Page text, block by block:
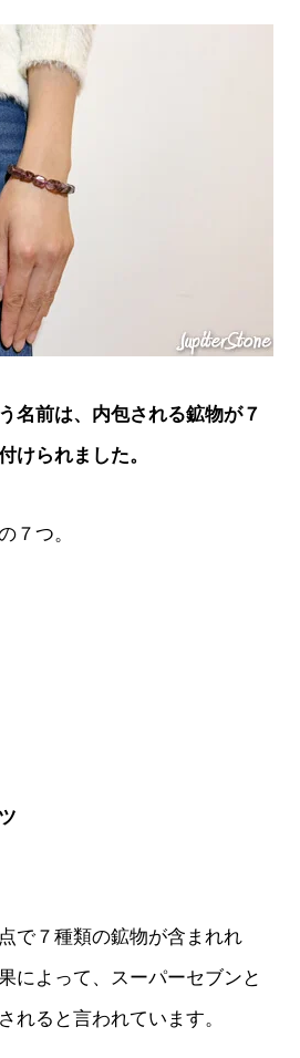
名前は、内包される鉱物が７
けられました。
７つ。
で７種類の鉱物が含まれれ
によって、スーパーセブンと
れると言われています。